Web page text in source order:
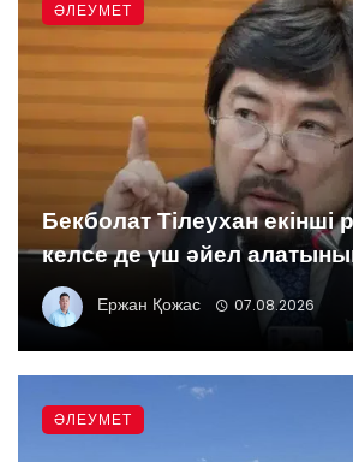
Бекболат Тілеухан екінші
келсе де үш әйел
Ержан Қожас 07.08.2026
ӘЛЕУМЕТ
ӘЛЕУМЕТ